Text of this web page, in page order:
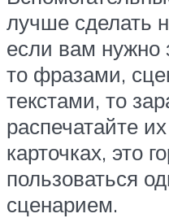
лучше сделать
если вам нужно
то фразами,
текстами, то
распечатайте
карточках, это
пользоваться
сценарием.